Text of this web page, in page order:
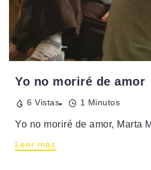
Yo no moriré de amor
6 Vistas 1 Minutos
Yo no moriré de amor, Marta
Leer más